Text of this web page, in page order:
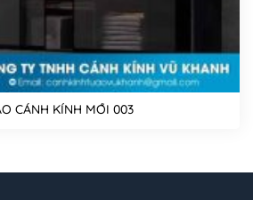
CÁNH KÍNH MỚI 003